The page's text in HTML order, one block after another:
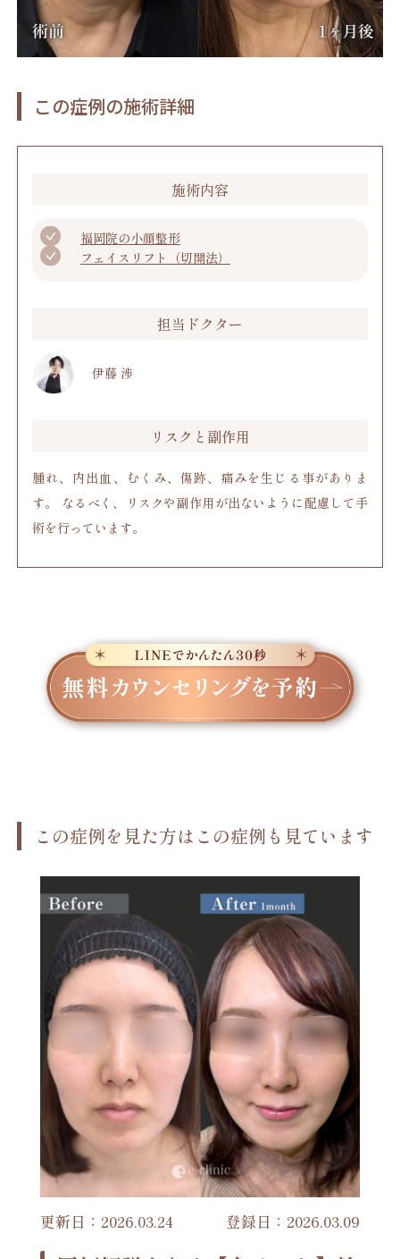
この症例の施術詳細
施術内容
福岡院の小顔整形
フェイスリフト（切開法）
担当ドクター
伊藤 渉
リスクと副作用
腫れ、内出血、むくみ、傷跡、痛みを生じる事がありま
す。 なるべく、リスクや副作用が出ないように配慮して手
術を行っています。
この症例を見た方はこの症例も見ています
更新日：2026.03.24 登録日：2026.03.09